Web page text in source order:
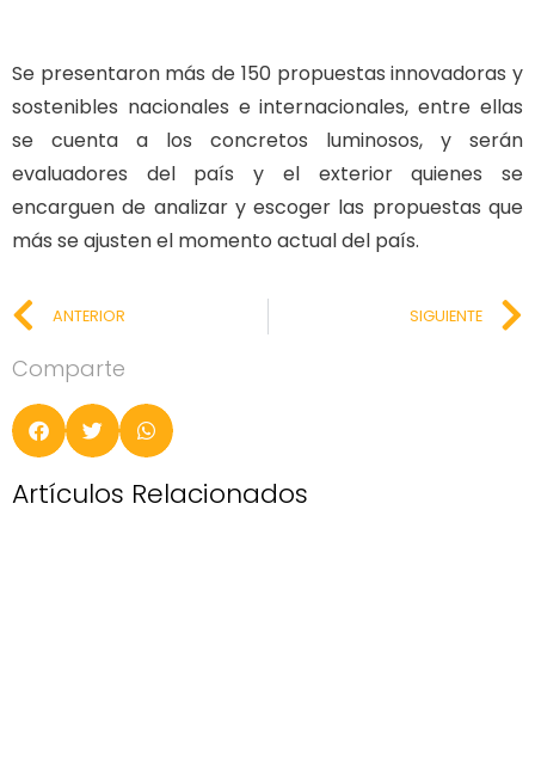
Se presentaron más de 150 propuestas innovadoras y
sostenibles nacionales e internacionales, entre ellas
se cuenta a los concretos luminosos, y serán
evaluadores del país y el exterior quienes se
encarguen de analizar y escoger las propuestas que
más se ajusten el momento actual del país.
ANTERIOR SIGUIENTE
Comparte
Artículos Relacionados